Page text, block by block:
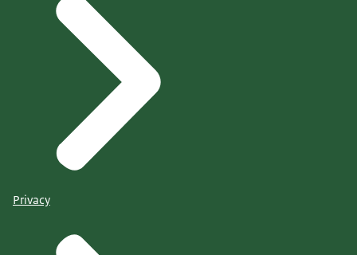
Privacy